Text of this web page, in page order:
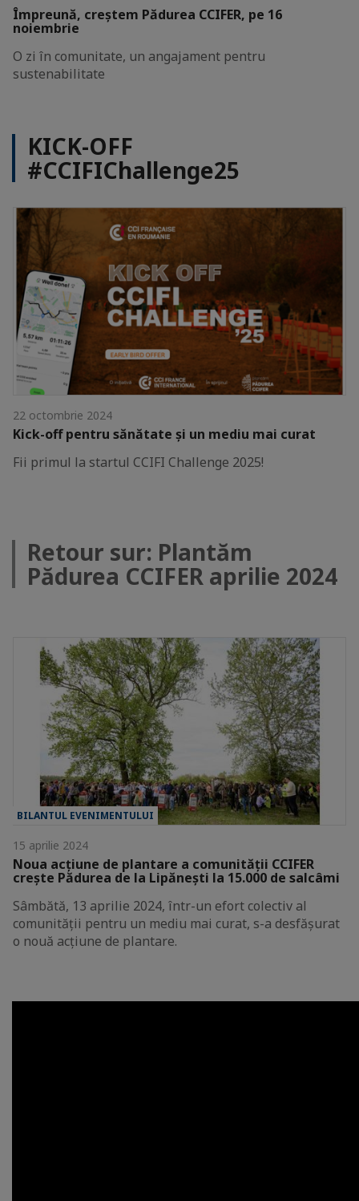
Împreună, creștem Pădurea CCIFER, pe 16
noiembrie
O zi în comunitate, un angajament pentru
sustenabilitate
KICK-OFF
#CCIFIChallenge25
22 octombrie 2024
Kick-off pentru sănătate și un mediu mai curat
Fii primul la startul CCIFI Challenge 2025!
Retour sur: Plantăm
Pădurea CCIFER aprilie 2024
BILANTUL EVENIMENTULUI
15 aprilie 2024
Noua acțiune de plantare a comunității CCIFER
crește Pădurea de la Lipănești la 15.000 de salcâmi
Sâmbătă, 13 aprilie 2024, într-un efort colectiv al
comunității pentru un mediu mai curat, s-a desfășurat
o nouă acțiune de plantare.